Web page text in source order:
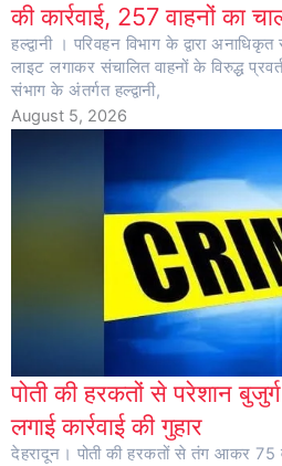
की कार्रवाई, 257 वाहनों का
हल्द्वानी । परिवहन विभाग के द्वारा
लाइट लगाकर संचालित वाहनों के विरुद्ध
संभाग के अंतर्गत हल्द्वानी,
August 5, 2026
पोती की हरकतों से परेशान
लगाई कार्रवाई की गुहार
देहरादून। पोती की हरकतों से तंग आकर 75